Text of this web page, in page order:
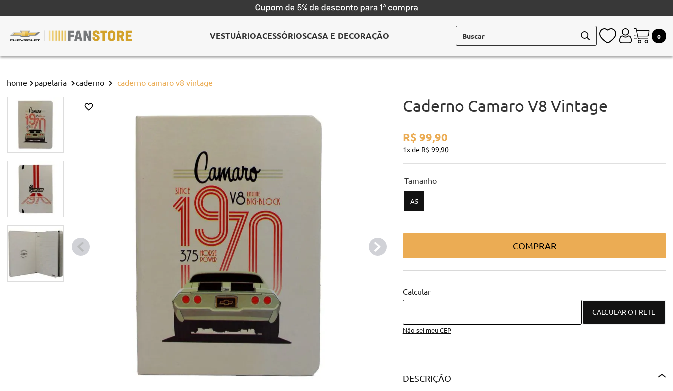
VESTUÁRIOACESSÓRIOSCASA E DECORAÇÃO
Buscar
0
papelaria caderno caderno camaro v8 vintage
Caderno Camaro V8 Vintage
R$ 99,90
1 R$ 99,90
tamanho
A5
COMPRAR
Não sei meu CEP
CALCULAR O FRETE
DESCRIÇÃO